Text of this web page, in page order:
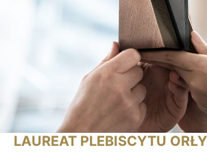
LAUREAT PLEBISCYTU ORŁY